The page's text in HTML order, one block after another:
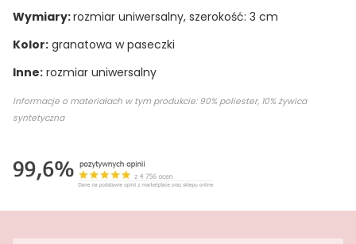
Wymiary:rozmiar uniwersalny, szerokość: 3 cm
Kolor: granatowa w paseczki
Inne: rozmiar uniwersalny
Informacje o materiałach w tym produkcie: 90% poliester, 10% żywica
syntetyczna